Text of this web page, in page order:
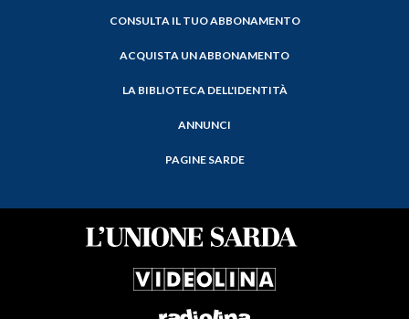
CONSULTA IL TUO ABBONAMENTO
ACQUISTA UN ABBONAMENTO
LA BIBLIOTECA DELL'IDENTITÀ
ANNUNCI
PAGINE SARDE